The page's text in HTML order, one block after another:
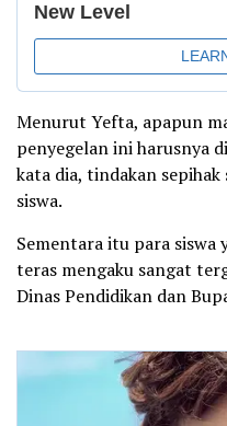
Menurut Yefta, apapun
penyegelan ini harusnya
kata dia, tindakan
siswa.
Sementara itu para siswa
teras mengaku sangat
Dinas Pendidikan dan